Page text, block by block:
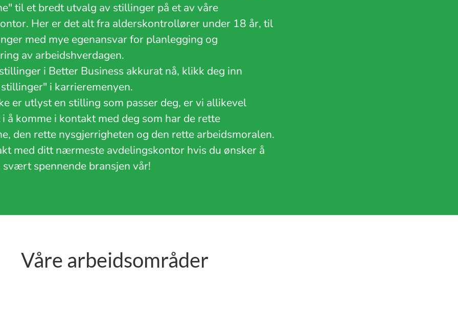
til et bredt utvalg av stillinger på et av våre
Her er det alt fra alderskontrollører under 18 år, til
med mye egenansvar for planlegging og
av arbeidshverdagen.
i Better Business akkurat nå, klikk deg inn
i karrieremenyen.
er utlyst en stilling som passer deg, er vi allikevel
å komme i kontakt med deg som har de rette
den rette nysgjerrigheten og den rette arbeidsmoralen.
med ditt nærmeste avdelingskontor hvis du ønsker å
svært spennende bransjen vår!
Våre arbeidsområder